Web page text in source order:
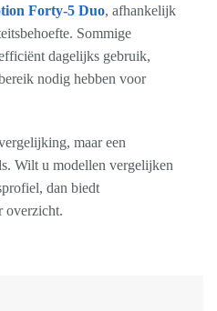
Forty-5 Duo, afhankelijk
Sommige
dagelijks gebruik,
nodig hebben voor
maar een
Wilt u modellen vergelijken
dan biedt
overzicht.